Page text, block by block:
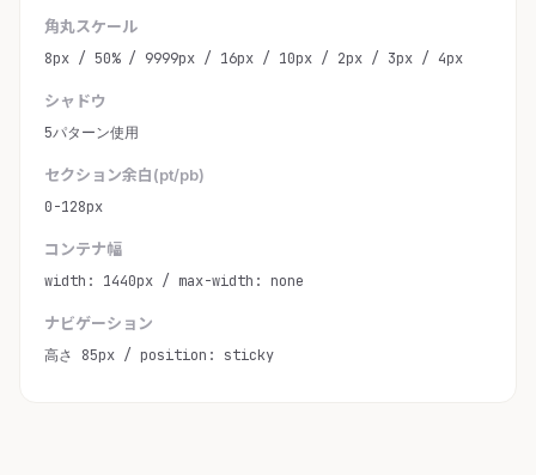
角丸スケール
8px / 50% / 9999px / 16px / 10px / 2px / 3px / 4px
シャドウ
5パターン使用
セクション余白(pt/pb)
0-128px
コンテナ幅
width: 1440px / max-width: none
ナビゲーション
高さ 85px / position: sticky